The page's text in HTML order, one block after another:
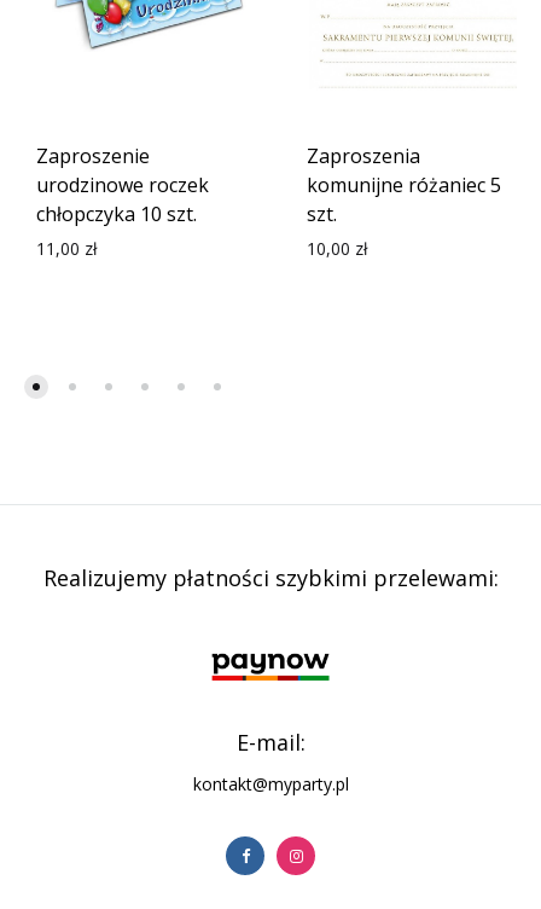
Zaproszenie
urodzinowe roczek
chłopczyka 10 szt.
11,00 zł
Zaproszenia
komunijne różaniec 5
szt.
10,00 zł
Realizujemy płatności szybkimi przelewami:
E-mail:
kontakt@myparty.pl